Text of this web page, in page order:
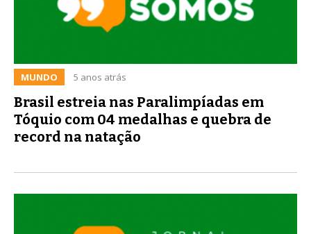
MUNDO 5 anos atrás
Brasil estreia nas Paralimpíadas em
Tóquio com 04 medalhas e quebra de
record na natação